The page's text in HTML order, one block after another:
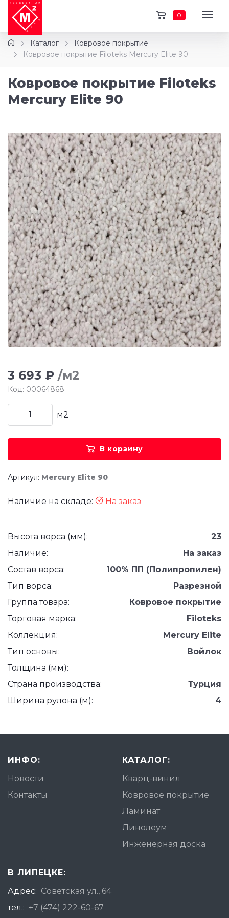
0
Каталог
Ковровое покрытие
Ковровое покрытие Filoteks Mercury Elite 90
Ковровое покрытие Filoteks
Mercury Elite 90
3 693 ₽ /м2
Код: 00064868
м2
В корзину
Артикул: Mercury Elite 90
Наличие на складе: На заказ
Высота ворса (мм):
23
Наличие:
На заказ
Состав ворса:
100% ПП (Полипропилен)
Тип ворса:
Разрезной
Группа товара:
Ковровое покрытие
Торговая марка:
Filoteks
Коллекция:
Mercury Elite
Тип основы:
Войлок
Толщина (мм):
Страна производства:
Турция
Ширина рулона (м):
4
ИНФО:
Новости
Контакты
КАТАЛОГ:
Кварц-винил
Ковровое покрытие
Ламинат
Линолеум
Инженерная доска
В ЛИПЕЦКЕ:
Адрес: Советская ул., 64
тел.: +7 (474) 222-60-67